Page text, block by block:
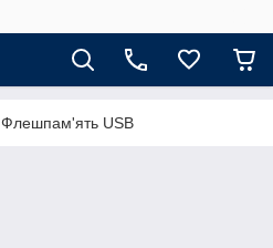
Флешпам'ять USB